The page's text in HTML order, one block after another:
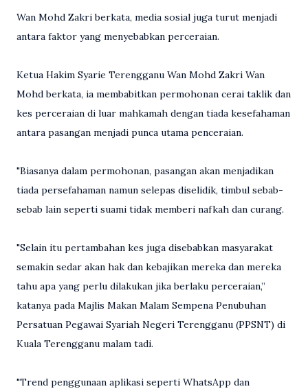
Wan Mohd Zakri berkata, media sosial juga turut menjadi
antara faktor yang menyebabkan perceraian.
Ketua Hakim Syarie Terengganu Wan Mohd Zakri Wan
Mohd berkata, ia membabitkan permohonan cerai taklik dan
kes perceraian di luar mahkamah dengan tiada kesefahaman
antara pasangan menjadi punca utama penceraian.
"Biasanya dalam permohonan, pasangan akan menjadikan
tiada persefahaman namun selepas diselidik, timbul sebab-
sebab lain seperti suami tidak memberi nafkah dan curang.
"Selain itu pertambahan kes juga disebabkan masyarakat
semakin sedar akan hak dan kebajikan mereka dan mereka
tahu apa yang perlu dilakukan jika berlaku perceraian,”
katanya pada Majlis Makan Malam Sempena Penubuhan
Persatuan Pegawai Syariah Negeri Terengganu (PPSNT) di
Kuala Terengganu malam tadi.
"Trend penggunaan aplikasi seperti WhatsApp dan